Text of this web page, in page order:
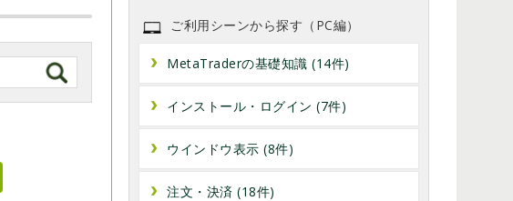
ご利用シーンから探す（PC編）
MetaTraderの基礎知識 (14件)
インストール・ログイン (7件)
ウインドウ表示 (8件)
注文・決済 (18件)